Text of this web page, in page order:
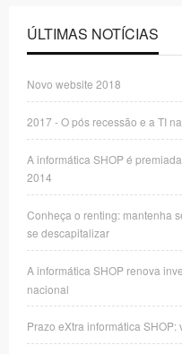
ÚLTIMAS NOTÍCIAS
Novo website 2018
2017 - O pós recessão e a TI
A informática SHOP é
2014
Conheça o renting: mantenha
se descapitalizar
A informática SHOP renova
nacional
Prazo eXtra informática SHOP: